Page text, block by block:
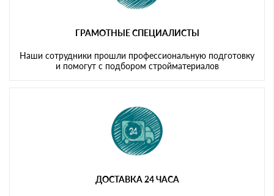
ГРАМОТНЫЕ СПЕЦИАЛИСТЫ
Наши сотрудники прошли профессиональную подготовку
и помогут с подбором стройматериалов
ДОСТАВКА 24 ЧАСА